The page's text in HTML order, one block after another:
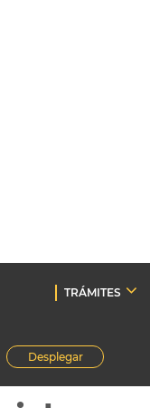
TRÁMITES
Desplegar